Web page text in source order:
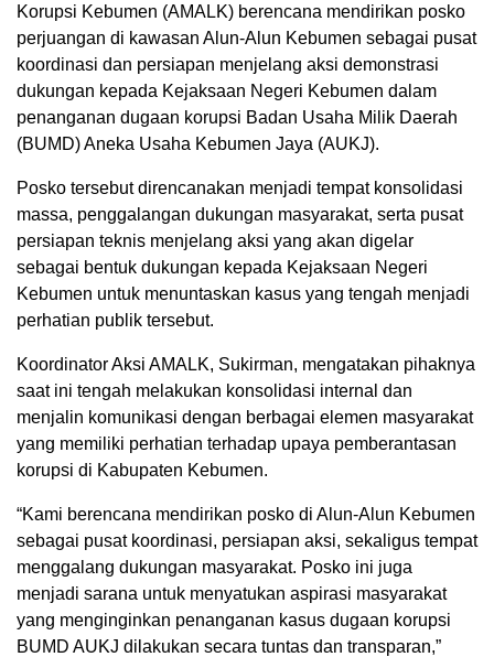
00:00
Korupsi Kebumen (AMALK) berencana mendirikan posko
perjuangan di kawasan Alun-Alun Kebumen sebagai pusat
koordinasi dan persiapan menjelang aksi demonstrasi
dukungan kepada Kejaksaan Negeri Kebumen dalam
penanganan dugaan korupsi Badan Usaha Milik Daerah
(BUMD) Aneka Usaha Kebumen Jaya (AUKJ).
Posko tersebut direncanakan menjadi tempat konsolidasi
massa, penggalangan dukungan masyarakat, serta pusat
persiapan teknis menjelang aksi yang akan digelar
sebagai bentuk dukungan kepada Kejaksaan Negeri
Kebumen untuk menuntaskan kasus yang tengah menjadi
perhatian publik tersebut.
Koordinator Aksi AMALK, Sukirman, mengatakan pihaknya
saat ini tengah melakukan konsolidasi internal dan
menjalin komunikasi dengan berbagai elemen masyarakat
yang memiliki perhatian terhadap upaya pemberantasan
korupsi di Kabupaten Kebumen.
“Kami berencana mendirikan posko di Alun-Alun Kebumen
sebagai pusat koordinasi, persiapan aksi, sekaligus tempat
menggalang dukungan masyarakat. Posko ini juga
menjadi sarana untuk menyatukan aspirasi masyarakat
yang menginginkan penanganan kasus dugaan korupsi
BUMD AUKJ dilakukan secara tuntas dan transparan,”